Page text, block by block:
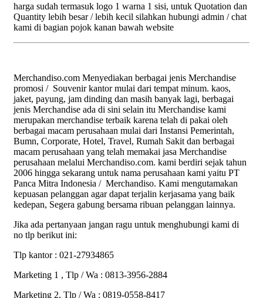
harga sudah termasuk logo 1 warna 1 sisi, untuk Quotation dan
Quantity lebih besar / lebih kecil silahkan hubungi admin / chat
kami di bagian pojok kanan bawah website
Merchandiso.com Menyediakan berbagai jenis Merchandise
promosi / Souvenir kantor mulai dari tempat minum. kaos,
jaket, payung, jam dinding dan masih banyak lagi, berbagai
jenis Merchandise ada di sini selain itu Merchandise kami
merupakan merchandise terbaik karena telah di pakai oleh
berbagai macam perusahaan mulai dari Instansi Pemerintah,
Bumn, Corporate, Hotel, Travel, Rumah Sakit dan berbagai
macam perusahaan yang telah memakai jasa Merchandise
perusahaan melalui Merchandiso.com. kami berdiri sejak tahun
2006 hingga sekarang untuk nama perusahaan kami yaitu PT
Panca Mitra Indonesia / Merchandiso. Kami mengutamakan
kepuasan pelanggan agar dapat terjalin kerjasama yang baik
kedepan, Segera gabung bersama ribuan pelanggan lainnya.
Jika ada pertanyaan jangan ragu untuk menghubungi kami di
no tlp berikut ini:
Tlp kantor : 021-27934865
Marketing 1 , Tlp / Wa : 0813-3956-2884
Marketing 2, Tlp / Wa : 0819-0558-8417